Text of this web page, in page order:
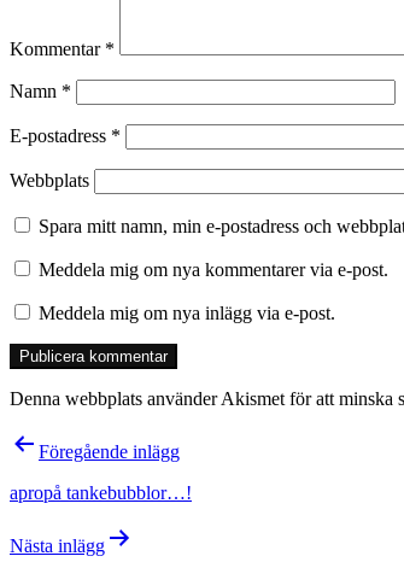
Kommentar *
Namn *
E-postadress *
Webbplats
Spara mitt namn, min e-postadress och
Meddela mig om nya kommentarer via e-post.
Meddela mig om nya inlägg via e-post.
Denna webbplats använder Akismet för att minska
Inläggsnavigering
Föregående inlägg
apropå tankebubblor…!
Nästa inlägg